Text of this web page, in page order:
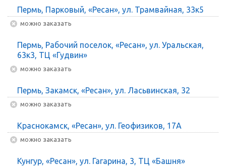
Пермь, Парковый, «Ресан», ул. Трамвайная, 33к5
Можно заказать
Пермь, Рабочий поселок, «Ресан», ул. Уральская,
63к3, ТЦ «Гудвин»
Можно заказать
Пермь, Закамск, «Ресан», ул. Ласьвинская, 32
Можно заказать
Краснокамск, «Ресан», ул. Геофизиков, 17А
Можно заказать
Кунгур, «Ресан», ул. Гагарина, 3, ТЦ «Башня»